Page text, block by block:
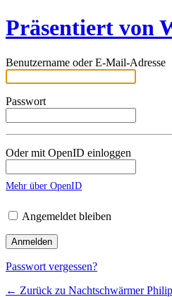
Präsentiert von
Benutzername oder E-Mail-Adresse
Passwort
Oder mit OpenID einloggen
Mehr über OpenID
Angemeldet bleiben
Passwort vergessen?
← Zurück zu Nachtschwärmer